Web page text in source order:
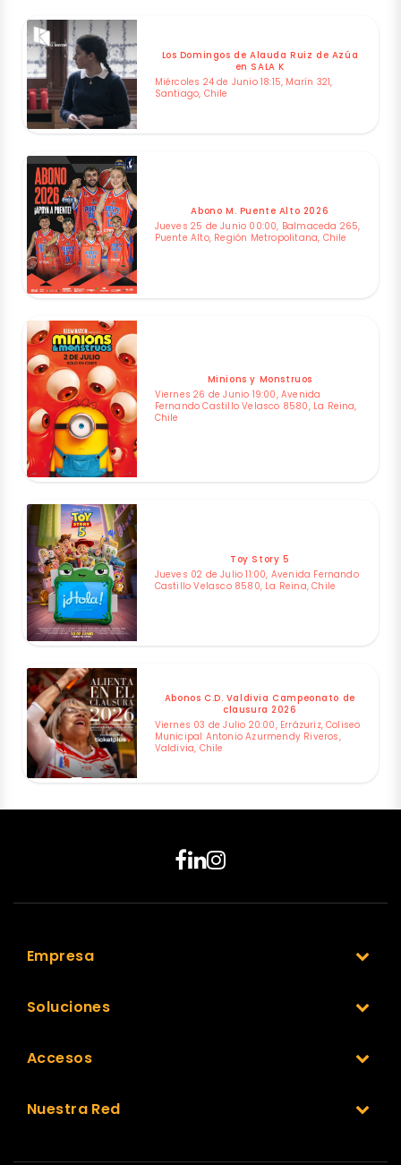
Los Domingos de Alauda Ruiz de Azúa
en SALA K
Miércoles 24 de Junio 18:15, Marín 321,
Santiago, Chile
Abono M. Puente Alto 2026
Jueves 25 de Junio 00:00, Balmaceda 265,
Puente Alto, Región Metropolitana, Chile
Minions y Monstruos
Viernes 26 de Junio 19:00, Avenida
Fernando Castillo Velasco 8580, La Reina,
Chile
Toy Story 5
Jueves 02 de Julio 11:00, Avenida Fernando
Castillo Velasco 8580, La Reina, Chile
Abonos C.D. Valdivia Campeonato de
clausura 2026
Viernes 03 de Julio 20:00, Errázuriz, Coliseo
Municipal Antonio Azurmendy Riveros,
Valdivia, Chile
Empresa
Soluciones
Accesos
Nuestra Red